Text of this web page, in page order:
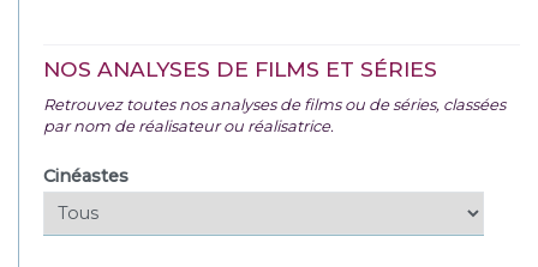
NOS ANALYSES DE FILMS ET SÉRIES
Retrouvez toutes nos analyses de films ou de séries, classées
par nom de réalisateur ou réalisatrice.
Cinéastes